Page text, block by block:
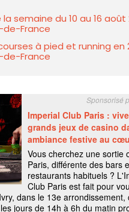
semaine du 10 au 16 août
de-France
à pied et running en
de-France